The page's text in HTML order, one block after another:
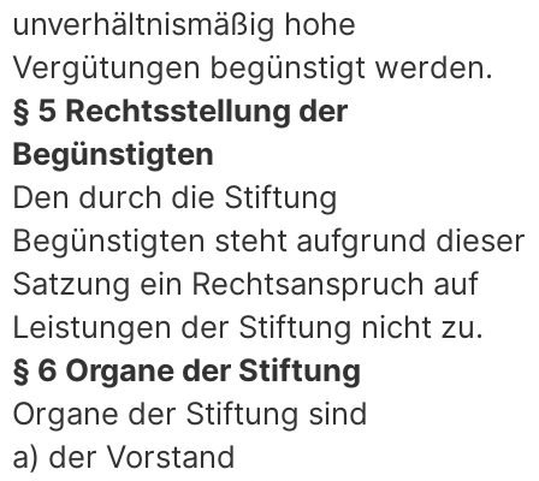
unverhältnismäßig hohe
Vergütungen begünstigt werden.
§ 5 Rechtsstellung der
Begünstigten
Den durch die Stiftung
Begünstigten steht aufgrund dieser
Satzung ein Rechtsanspruch auf
Leistungen der Stiftung nicht zu.
§ 6 Organe der Stiftung
Organe der Stiftung sind
a) der Vorstand